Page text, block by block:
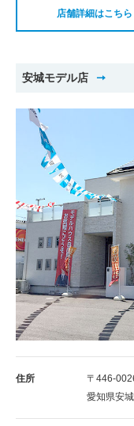
店舗詳細はこちら
安城モデル店
住所
〒446-
愛知県安